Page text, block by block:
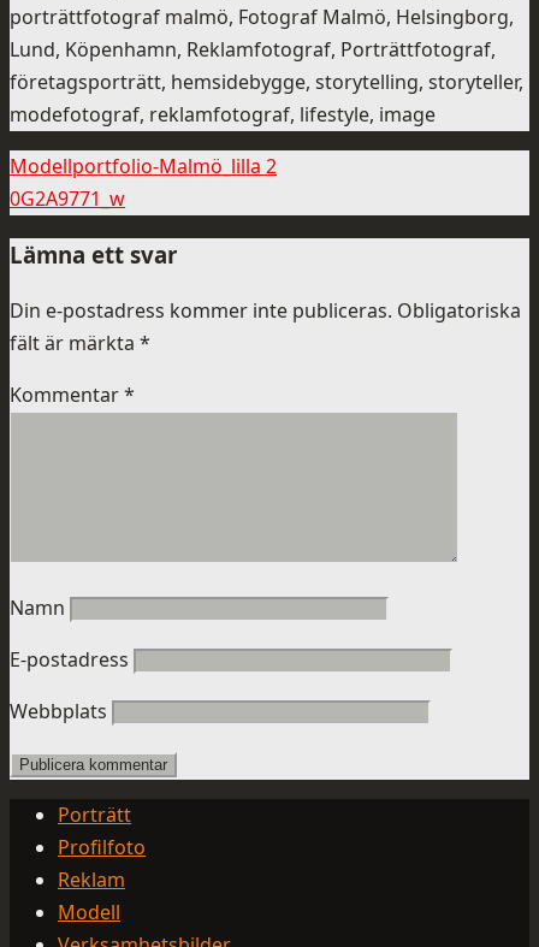
porträttfotograf malmö, Fotograf Malmö, Helsingborg,
Lund, Köpenhamn, Reklamfotograf, Porträttfotograf,
företagsporträtt, hemsidebygge, storytelling, storyteller,
modefotograf, reklamfotograf, lifestyle, image
Modellportfolio-Malmö_lilla 2
0G2A9771_w
Lämna ett svar
Din e-postadress kommer inte publiceras. Obligatoriska
fält är märkta *
Kommentar*
Namn
E-postadress
Webbplats
Porträtt
Profilfoto
Reklam
Modell